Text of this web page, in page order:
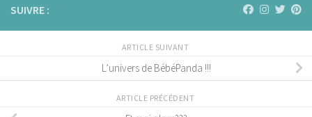
SUIVRE :
ARTICLE SUIVANT
L’univers de BébéPanda !!!
ARTICLE PRÉCÉDENT